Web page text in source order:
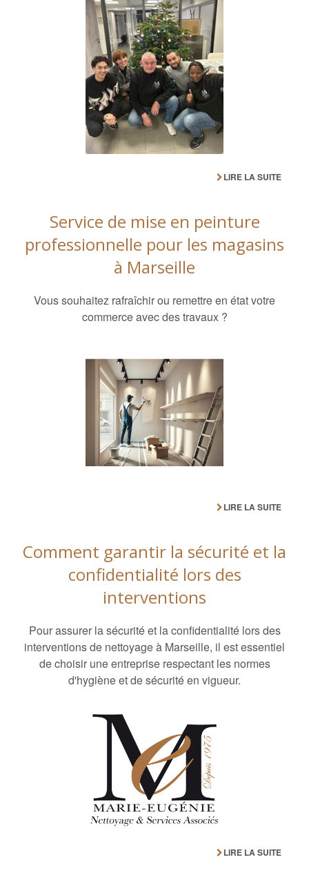
LIRE LA SUITE
Service de mise en peinture
professionnelle pour les magasins
à Marseille
Vous souhaitez rafraîchir ou remettre en état votre
commerce avec des travaux ?
LIRE LA SUITE
Comment garantir la sécurité et la
confidentialité lors des
interventions
Pour assurer la sécurité et la confidentialité lors des
interventions de nettoyage à Marseille, il est essentiel
de choisir une entreprise respectant les normes
d'hygiène et de sécurité en vigueur.
LIRE LA SUITE